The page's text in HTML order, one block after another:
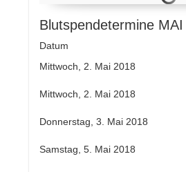
Blutspendetermine
Datum
Mittwoch, 2. Mai 2018
Mittwoch, 2. Mai 2018
Donnerstag, 3. Mai 2018
Samstag, 5. Mai 2018